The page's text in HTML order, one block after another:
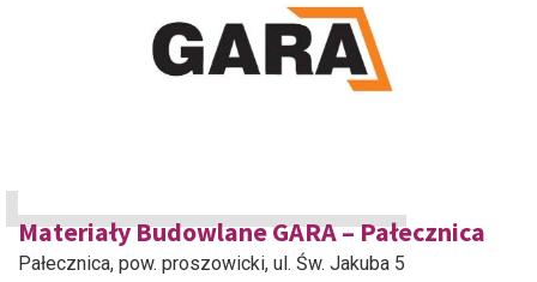
Materiały Budowlane GARA – Pałecznica
Pałecznica, pow. proszowicki, ul. Św. Jakuba 5